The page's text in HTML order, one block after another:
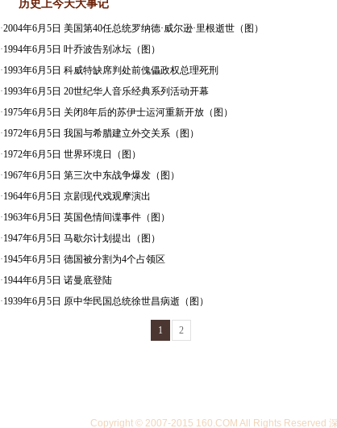
历史上今天大事记
·2004年6月5日 美国第40任总统罗纳德·威尔逊·里根逝世（图）
·1994年6月5日 叶乔波告别冰坛（图）
·1993年6月5日 科威特缺席判处前傀儡政权总理死刑
·1993年6月5日 20世纪华人音乐经典系列活动开幕
·1975年6月5日 关闭8年后的苏伊士运河重新开放（图）
·1972年6月5日 我国与希腊建立外交关系（图）
·1972年6月5日 世界环境日（图）
·1967年6月5日 第三次中东战争爆发（图）
·1964年6月5日 京剧现代戏观摩演出
·1963年6月5日 英国色情间谍事件（图）
·1947年6月5日 马歇尔计划提出（图）
·1945年6月5日 德国被分割为4个占领区
·1944年6月5日 诺曼底登陆
·1939年6月5日 原中华民国总统徐世昌病逝（图）
1 2
Copyright © 2007-2015 160.COM All Rights Reserved